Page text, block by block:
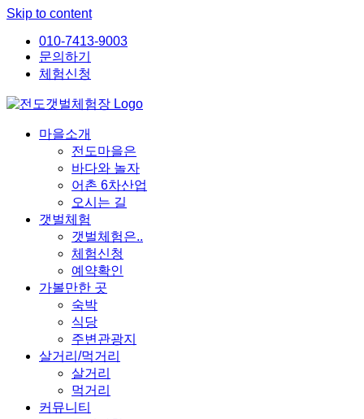
Skip to content
010-7413-9003
문의하기
체험신청
마을소개
전도마을은
바다와 놀자
어촌 6차산업
오시는 길
갯벌체험
갯벌체험은..
체험신청
예약확인
가볼만한 곳
숙박
식당
주변관광지
살거리/먹거리
살거리
먹거리
커뮤니티